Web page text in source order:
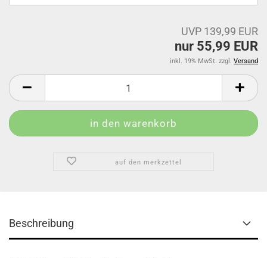
UVP 139,99 EUR
nur 55,99 EUR
inkl. 19% MwSt. zzgl. Versand
auf den merkzettel
Beschreibung